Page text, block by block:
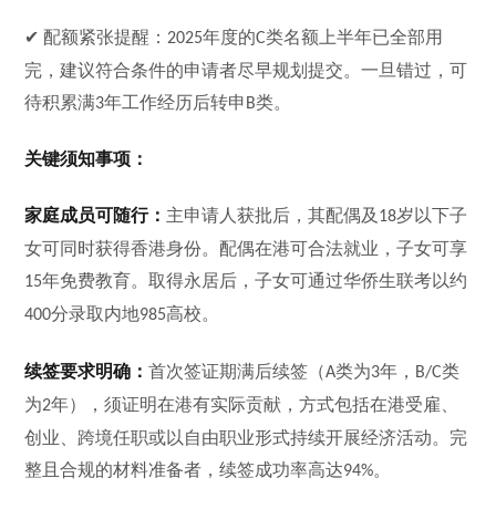
✔ 配额紧张提醒： 2025年度的C类名额上半年已全部用
完，建议符合条件的申请者尽早规划提交。一旦错过，可
待积累满3年工作经历后转申 B类。
关键须知事项：
家庭成员可随行： 主申请人获批后，其配偶及 18岁以下子
女可同时获得香港身份。配偶在港可合法就业，子女可享
15年免费教育。取得永居后，子女可通过华侨生联考以约
400分录取内地985高校。
续签要求明确：首次签证期满后续签（A类为3年， B/C类
为2年），须证明在港有实际贡献，方式包括在港受雇、
创业、跨境任职或以自由职业形式持续开展经济活动。完
整且合规的材料准备者，续签成功率高达94%。